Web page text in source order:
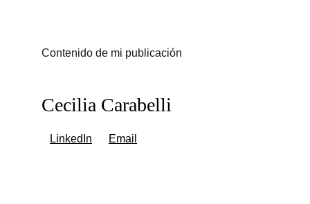
Contenido de mi publicación
Cecilia Carabelli
LinkedIn Email